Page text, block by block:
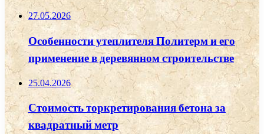
27.05.2026
Особенности утеплителя Политерм и его
применение в деревянном строительстве
25.04.2026
Стоимость торкретирования бетона за
квадратный метр